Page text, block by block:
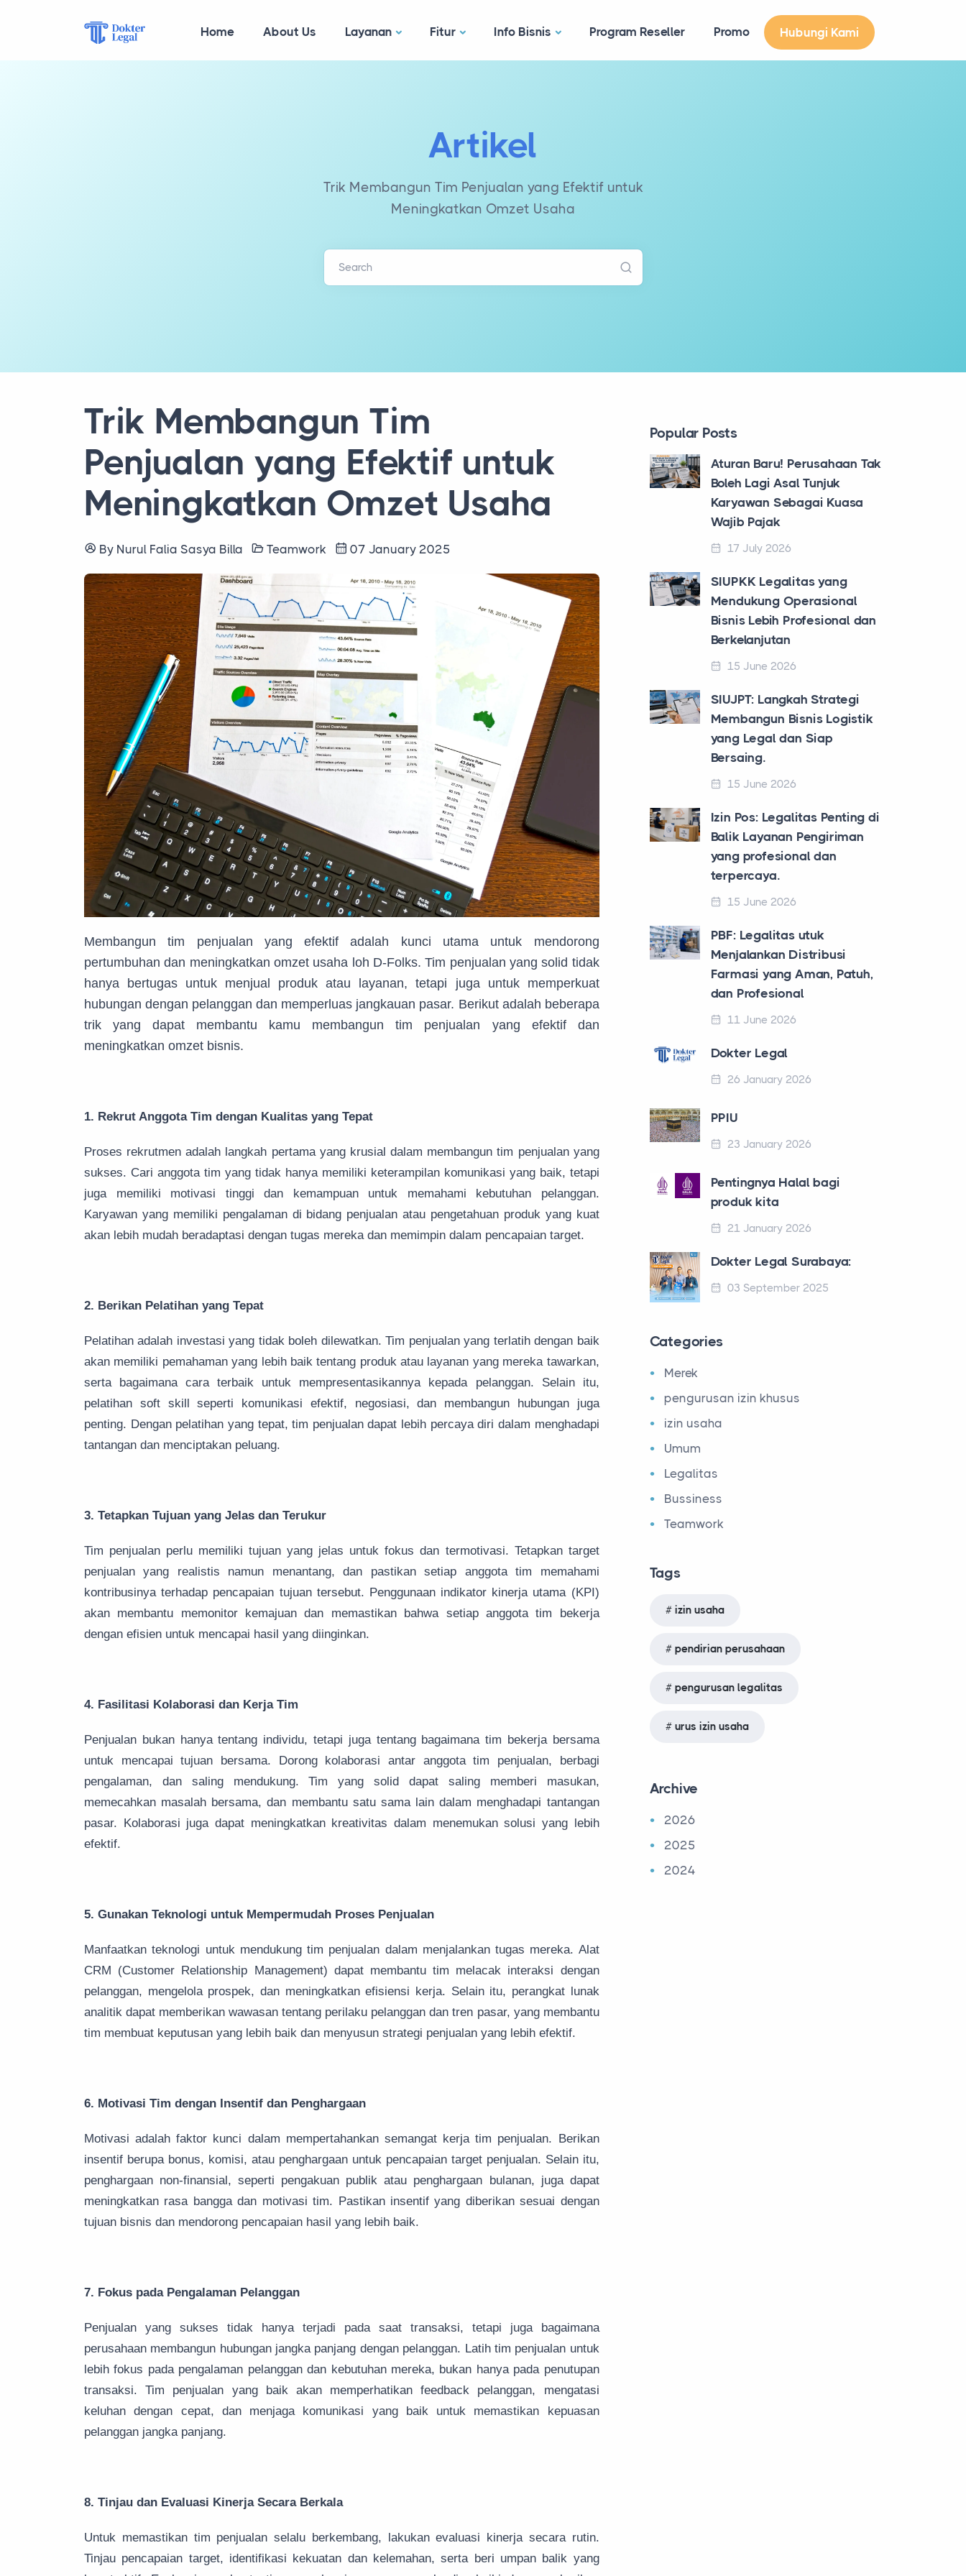
Home About Us Layanan Fitur Info Bisnis Program Reseller Promo Hubungi Kami
Artikel
Trik Membangun Tim Penjualan yang Efektif untuk
Meningkatkan Omzet Usaha
Search
Trik Membangun Tim
Penjualan yang Efektif untuk
Meningkatkan Omzet Usaha
By Nurul Falia Sasya Billa Teamwork 07 January 2025
Membangun tim penjualan yang efektif adalah kunci utama untuk mendorong
pertumbuhan dan meningkatkan omzet usaha loh D-Folks. Tim penjualan yang solid tidak
hanya bertugas untuk menjual produk atau layanan, tetapi juga untuk memperkuat
hubungan dengan pelanggan dan memperluas jangkauan pasar. Berikut adalah beberapa
trik yang dapat membantu kamu membangun tim penjualan yang efektif dan
meningkatkan omzet bisnis.
1. Rekrut Anggota Tim dengan Kualitas yang Tepat
Proses rekrutmen adalah langkah pertama yang krusial dalam membangun tim penjualan yang
sukses. Cari anggota tim yang tidak hanya memiliki keterampilan komunikasi yang baik, tetapi
juga memiliki motivasi tinggi dan kemampuan untuk memahami kebutuhan pelanggan.
Karyawan yang memiliki pengalaman di bidang penjualan atau pengetahuan produk yang kuat
akan lebih mudah beradaptasi dengan tugas mereka dan memimpin dalam pencapaian target.
2. Berikan Pelatihan yang Tepat
Pelatihan adalah investasi yang tidak boleh dilewatkan. Tim penjualan yang terlatih dengan baik
akan memiliki pemahaman yang lebih baik tentang produk atau layanan yang mereka tawarkan,
serta bagaimana cara terbaik untuk mempresentasikannya kepada pelanggan. Selain itu,
pelatihan soft skill seperti komunikasi efektif, negosiasi, dan membangun hubungan juga
penting. Dengan pelatihan yang tepat, tim penjualan dapat lebih percaya diri dalam menghadapi
tantangan dan menciptakan peluang.
3. Tetapkan Tujuan yang Jelas dan Terukur
Tim penjualan perlu memiliki tujuan yang jelas untuk fokus dan termotivasi. Tetapkan target
penjualan yang realistis namun menantang, dan pastikan setiap anggota tim memahami
kontribusinya terhadap pencapaian tujuan tersebut. Penggunaan indikator kinerja utama (KPI)
akan membantu memonitor kemajuan dan memastikan bahwa setiap anggota tim bekerja
dengan efisien untuk mencapai hasil yang diinginkan.
4. Fasilitasi Kolaborasi dan Kerja Tim
Penjualan bukan hanya tentang individu, tetapi juga tentang bagaimana tim bekerja bersama
untuk mencapai tujuan bersama. Dorong kolaborasi antar anggota tim penjualan, berbagi
pengalaman, dan saling mendukung. Tim yang solid dapat saling memberi masukan,
memecahkan masalah bersama, dan membantu satu sama lain dalam menghadapi tantangan
pasar. Kolaborasi juga dapat meningkatkan kreativitas dalam menemukan solusi yang lebih
efektif.
5. Gunakan Teknologi untuk Mempermudah Proses Penjualan
Manfaatkan teknologi untuk mendukung tim penjualan dalam menjalankan tugas mereka. Alat
CRM (Customer Relationship Management) dapat membantu tim melacak interaksi dengan
pelanggan, mengelola prospek, dan meningkatkan efisiensi kerja. Selain itu, perangkat lunak
analitik dapat memberikan wawasan tentang perilaku pelanggan dan tren pasar, yang membantu
tim membuat keputusan yang lebih baik dan menyusun strategi penjualan yang lebih efektif.
6. Motivasi Tim dengan Insentif dan Penghargaan
Motivasi adalah faktor kunci dalam mempertahankan semangat kerja tim penjualan. Berikan
insentif berupa bonus, komisi, atau penghargaan untuk pencapaian target penjualan. Selain itu,
penghargaan non-finansial, seperti pengakuan publik atau penghargaan bulanan, juga dapat
meningkatkan rasa bangga dan motivasi tim. Pastikan insentif yang diberikan sesuai dengan
tujuan bisnis dan mendorong pencapaian hasil yang lebih baik.
7. Fokus pada Pengalaman Pelanggan
Penjualan yang sukses tidak hanya terjadi pada saat transaksi, tetapi juga bagaimana
perusahaan membangun hubungan jangka panjang dengan pelanggan. Latih tim penjualan untuk
lebih fokus pada pengalaman pelanggan dan kebutuhan mereka, bukan hanya pada penutupan
transaksi. Tim penjualan yang baik akan memperhatikan feedback pelanggan, mengatasi
keluhan dengan cepat, dan menjaga komunikasi yang baik untuk memastikan kepuasan
pelanggan jangka panjang.
8. Tinjau dan Evaluasi Kinerja Secara Berkala
Untuk memastikan tim penjualan selalu berkembang, lakukan evaluasi kinerja secara rutin.
Tinjau pencapaian target, identifikasi kekuatan dan kelemahan, serta beri umpan balik yang
Popular Posts
Aturan Baru! Perusahaan Tak
Boleh Lagi Asal Tunjuk
Karyawan Sebagai Kuasa
Wajib Pajak
17 July 2026
SIUPKK Legalitas yang
Mendukung Operasional
Bisnis Lebih Profesional dan
Berkelanjutan
15 June 2026
SIUJPT: Langkah Strategi
Membangun Bisnis Logistik
yang Legal dan Siap
Bersaing.
15 June 2026
Izin Pos: Legalitas Penting di
Balik Layanan Pengiriman
yang profesional dan
terpercaya.
15 June 2026
PBF: Legalitas utuk
Menjalankan Distribusi
Farmasi yang Aman, Patuh,
dan Profesional
11 June 2026
Dokter Legal
26 January 2026
PPIU
23 January 2026
Pentingnya Halal bagi
produk kita
21 January 2026
Dokter Legal Surabaya:
03 September 2025
Categories
Merek
pengurusan izin khusus
izin usaha
Umum
Legalitas
Bussiness
Teamwork
Tags
izin usaha
pendirian perusahaan
pengurusan legalitas
urus izin usaha
Archive
2026
2025
2024